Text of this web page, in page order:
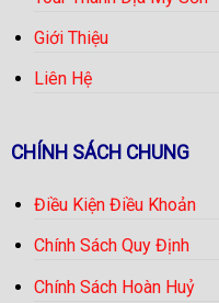
Giới Thiệu
Liên Hệ
CHÍNH SÁCH CHUNG
Điều Kiện Điều Khoản
Chính Sách Quy Định
Chính Sách Hoàn Huỷ